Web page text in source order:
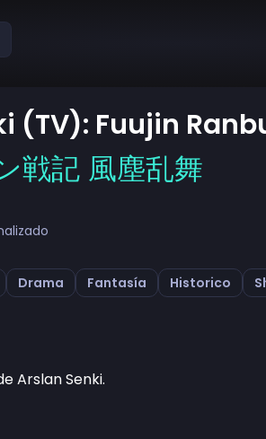
(TV): Fuujin
戦記 風塵乱舞
Drama Fantasía Historico
Arslan Senki.